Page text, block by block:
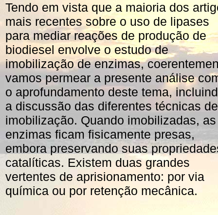
Tendo em vista que a maioria dos
mais recentes sobre o uso de lipases
para mediar reações de produção de
biodiesel envolve o estudo de
imobilização de enzimas,
vamos permear a presente análise
o aprofundamento deste tema,
a discussão das diferentes técnicas de
imobilização. Quando imobilizadas, as
enzimas ficam fisicamente presas,
embora preservando suas
catalíticas. Existem duas grandes
vertentes de aprisionamento: por via
química ou por retenção mecânica.